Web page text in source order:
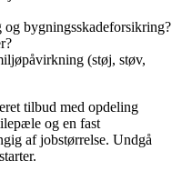
bygningsskadeforsikring?
(støj, støv,
tilbud med opdeling
og en fast
af jobstørrelse. Undgå